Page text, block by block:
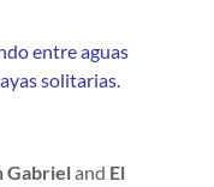
entre aguas
solitarias.
Gabrieland El